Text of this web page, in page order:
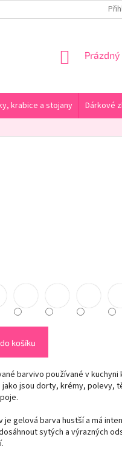
KONTAKTY A PRODEJNA
krabice a stojany Dárkové
košíku
barvivo používané v kuchyni
jsou dorty, krémy, polevy,
gelová barva hustší a má
sytých a výrazných